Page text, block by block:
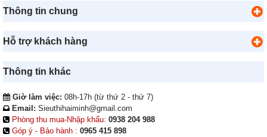
Thông tin chung
Hỗ trợ khách hàng
Thông tin khác
Giờ làm việc: 08h-17h (từ thứ 2 - thứ 7)
Email: Sieuthihaiminh@gmail.com
Phòng thu mua-Nhập khẩu: 0938 204 988
Góp ý - Bảo hành : 0965 415 898